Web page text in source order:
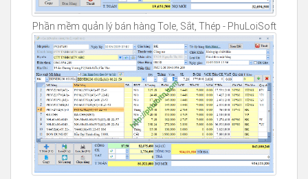
Phần mềm quản lý bán hàng Tole, Sắt, Thép - PhuLoiSoft